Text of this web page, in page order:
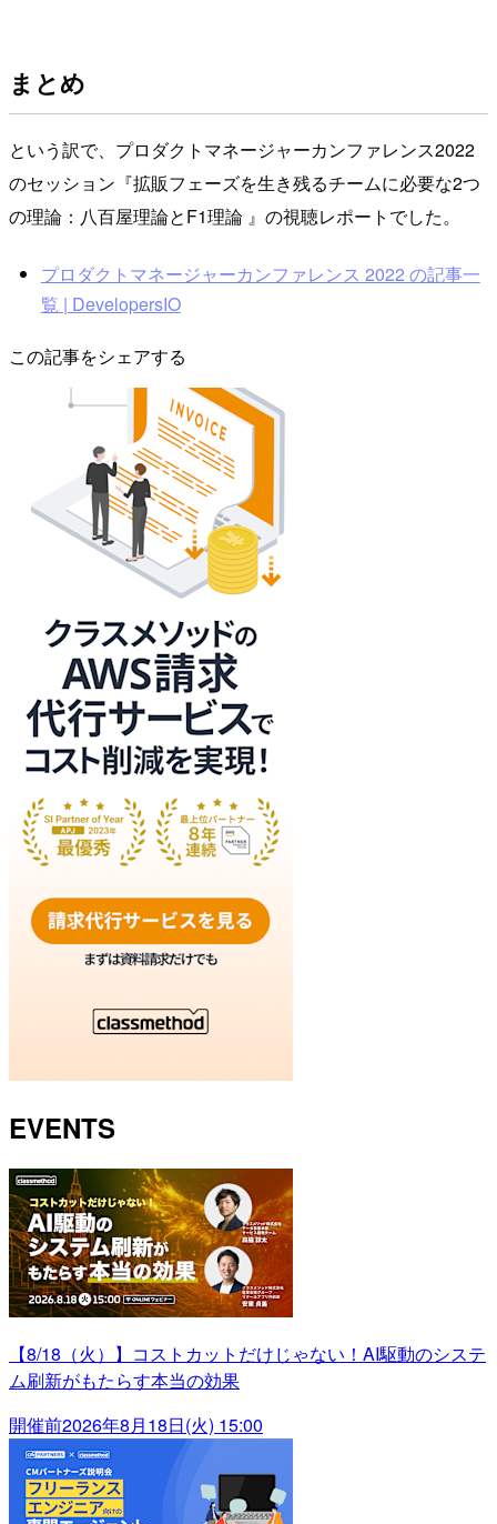
まとめ
という訳で、プロダクトマネージャーカンファレンス2022
のセッション『拡販フェーズを生き残るチームに必要な2つ
の理論：八百屋理論とF1理論 』の視聴レポートでした。
プロダクトマネージャーカンファレンス 2022 の記事一
覧 | DevelopersIO
この記事をシェアする
EVENTS
【8/18（火）】コストカットだけじゃない！AI駆動のシステ
ム刷新がもたらす本当の効果
開催前2026年8月18日(火) 15:00